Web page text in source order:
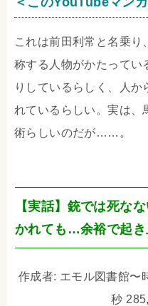
これは前田利常と名乗り
称する人物がかたってい
りしているらしく、人
れているらしい。実は、
術らしいのだが……。
【実話】銃では死な
かれても…余裕で起き
作成者: エモル図書館〜
秒